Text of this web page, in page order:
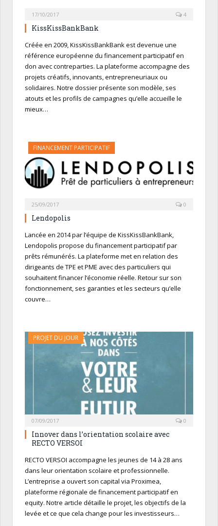
17/10/2017 4
KissKissBankBank
Créée en 2009, KissKissBankBank est devenue une
référence européenne du financement participatif en
don avec contreparties. La plateforme accompagne des
projets créatifs, innovants, entrepreneuriaux ou
solidaires. Notre dossier présente son modèle, ses
atouts et les profils de campagnes qu’elle accueille le
mieux…
FINANCEMENT PARTICIPATIF
25/09/2017 0
Lendopolis
Lancée en 2014 par l’équipe de KissKissBankBank,
Lendopolis propose du financement participatif par
prêts rémunérés. La plateforme met en relation des
dirigeants de TPE et PME avec des particuliers qui
souhaitent financer l’économie réelle. Retour sur son
fonctionnement, ses garanties et les secteurs qu’elle
couvre…
PROJET DU JOUR
07/09/2017 0
Innover dans l’orientation scolaire avec
RECTO VERSOI
RECTO VERSOI accompagne les jeunes de 14 à 28 ans
dans leur orientation scolaire et professionnelle.
L’entreprise a ouvert son capital via Proximea,
plateforme régionale de financement participatif en
equity. Notre article détaille le projet, les objectifs de la
levée et ce que cela change pour les investisseurs…